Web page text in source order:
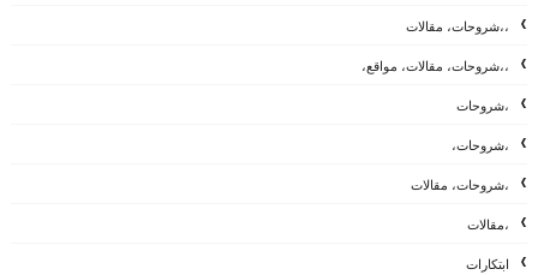
،،شروحات، مقالات
،،شروحات، مقالات، مواقع،
،شروحات
،شروحات،
،شروحات، مقالات
،مقالات
ابتكارات